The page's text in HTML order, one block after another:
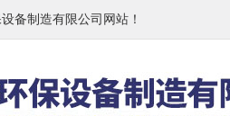
备制造有限公司网站！